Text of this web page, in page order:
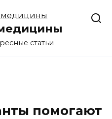
статьи
помогают